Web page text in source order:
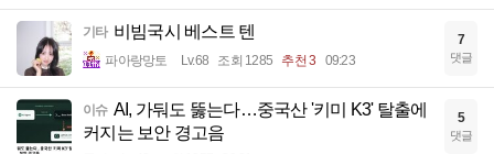
기타 비빔국시 베스트 텐
파아랑망토 Lv.68 조회 1285 추천 3 09:23
7
댓글
이슈 AI, 가둬도 뚫는다…중국산 '키미 K3' 탈출에
커지는 보안 경고음
5
댓글